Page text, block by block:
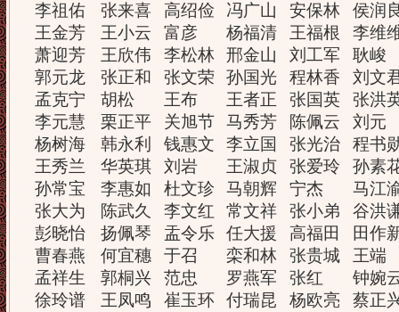
李祖佑
王金芳
萧迎芳
郭元龙
孟克宁
李元慧
杨树海
王秀兰
孙常宝
张大为
彭晓怡
曹春燕
孟祥生
徐玲谱
张来喜
王小云
王欣伟
张正和
胡松
栗正平
韩永利
华英琪
李惠如
陈武久
扬佩琴
何宜穗
郭桐兴
王凤鸣
高绍俭
富彦
李松林
张文荣
王布
关旭节
钱惠文
刘岩
杜文珍
李文红
盂令乐
于召
范忠
崔玉环
冯广山
杨福清
邢金山
孙国光
王者正
马秀芳
李立国
王淑贞
马朝辉
常文祥
任大援
栾和林
罗燕军
付瑞昆
安保林
王福根
刘工军
程林香
张国英
陈佩云
张光治
张爱玲
宁杰
张小弟
高福田
张贵城
张红
杨欧亮
侯润
李维
耿峻
刘文
张洪
刘元
程书
孙素
马江
谷洪
田作
王端
钟婉
蔡正